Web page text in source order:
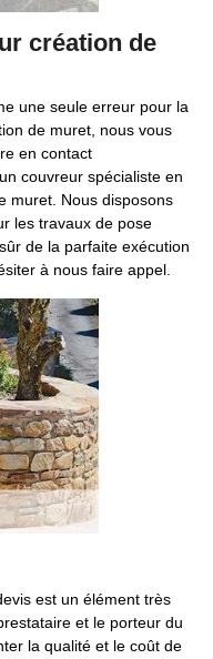
création de
une seule erreur pour la
de muret, nous vous
en contact
couvreur spécialiste en
muret. Nous disposons
les travaux de pose
de la parfaite exécution
à nous faire appel.
est un élément très
et le porteur du
la qualité et le coût de